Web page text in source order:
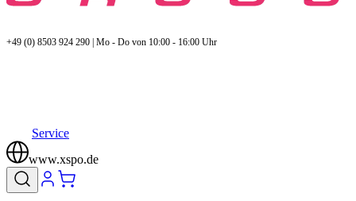
+49 (0) 8503 924 290 | Mo - Do von 10:00 - 16:00 Uhr
Service
www.xspo.de